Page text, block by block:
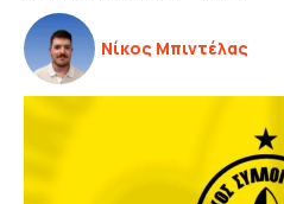
Νίκος Μπιντέλας